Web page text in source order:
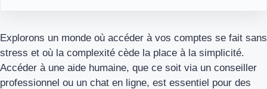
Explorons un monde où accéder à vos comptes se fait sans
stress et où la complexité cède la place à la simplicité.
Accéder à une aide humaine, que ce soit via un conseiller
professionnel ou un chat en ligne, est essentiel pour des